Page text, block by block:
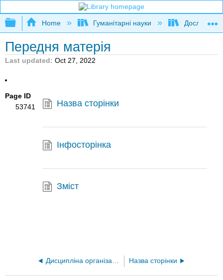
Expand/collapse global hierarchy
Home Гуманітарні науки
Передня матерія
Last updated Oct 27, 2022
Page ID
53741
Назва сторінки
Інфосторінка
Зміст
Дисципліна організації - 4ед. (Glushko) Назва сторінки